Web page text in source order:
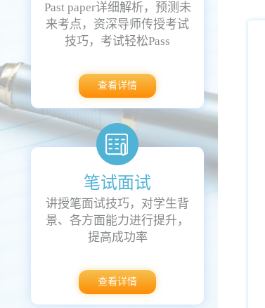
Past paper详细解析，预测未
来考点，资深导师传授考试
技巧，考试轻松Pass
查看详情
笔试面试
讲授笔面试技巧，对学生背
景、各方面能力进行提升，
提高成功率
查看详情